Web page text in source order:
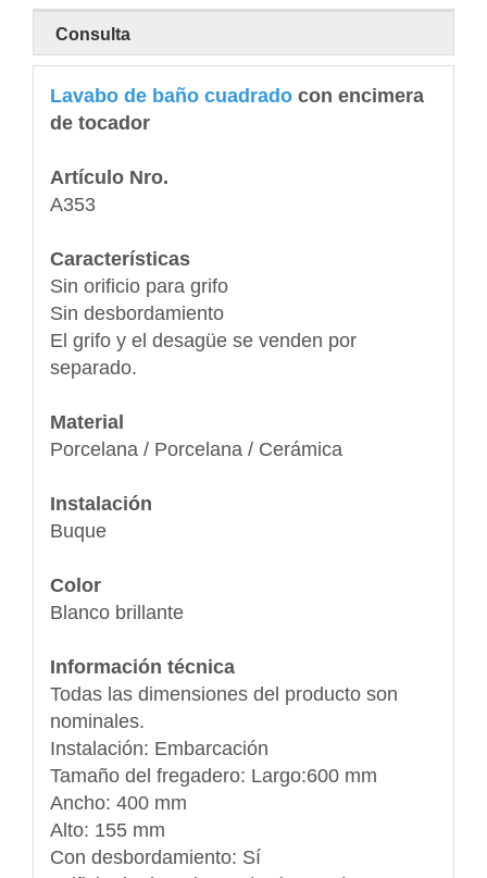
Consulta
Lavabo de baño cuadrado con encimera
de tocador
Artículo Nro.
A353
Características
Sin orificio para grifo
Sin desbordamiento
El grifo y el desagüe se venden por
separado.
Material
Porcelana / Porcelana / Cerámica
Instalación
Buque
Color
Blanco brillante
Información técnica
Todas las dimensiones del producto son
nominales.
Instalación: Embarcación
Tamaño del fregadero: Largo:600 mm
Ancho: 400 mm
Alto: 155 mm
Con desbordamiento: Sí